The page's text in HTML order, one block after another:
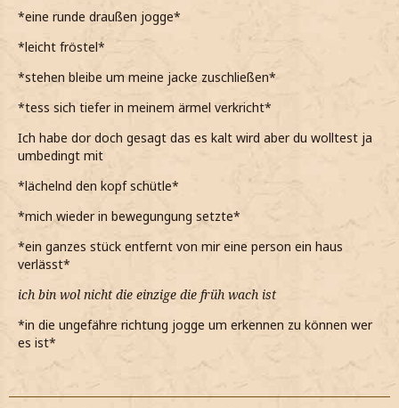
*eine runde draußen jogge*
*leicht fröstel*
*stehen bleibe um meine jacke zuschließen*
*tess sich tiefer in meinem ärmel verkricht*
Ich habe dor doch gesagt das es kalt wird aber du wolltest ja
umbedingt mit
*lächelnd den kopf schütle*
*mich wieder in bewegungung setzte*
*ein ganzes stück entfernt von mir eine person ein haus
verlässt*
ich bin wol nicht die einzige die früh wach ist
*in die ungefähre richtung jogge um erkennen zu können wer
es ist*